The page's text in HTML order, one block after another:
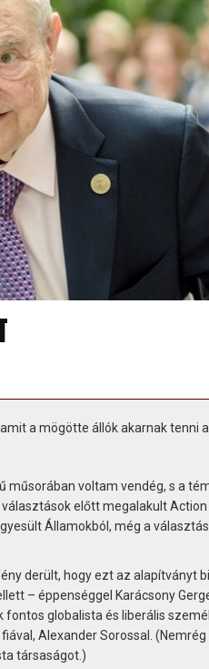
a mögötte állók akarnak tenni a
műsorában voltam vendég, s a
előtt megalakult
Államokból, még a
derült, hogy ezt az alapítványt
– éppenséggel Karácsony
globalista és liberális
Alexander Sorossal.
társaságot.)